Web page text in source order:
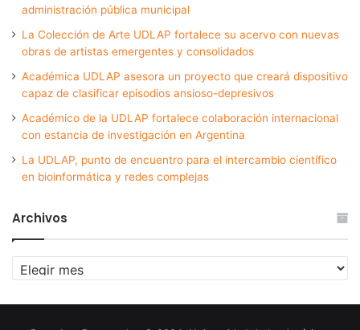
administración pública municipal
La Colección de Arte UDLAP fortalece su acervo con nuevas
obras de artistas emergentes y consolidados
Académica UDLAP asesora un proyecto que creará dispositivo
capaz de clasificar episodios ansioso-depresivos
Académico de la UDLAP fortalece colaboración internacional
con estancia de investigación en Argentina
La UDLAP, punto de encuentro para el intercambio científico
en bioinformática y redes complejas
Archivos
Archivos